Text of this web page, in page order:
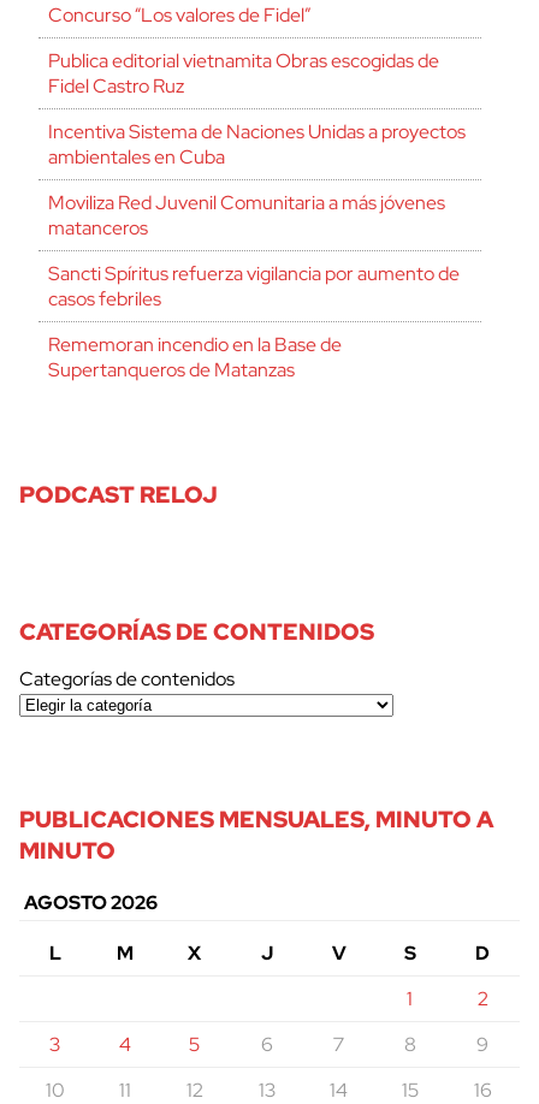
Concurso “Los valores de Fidel”
Publica editorial vietnamita Obras escogidas de
Fidel Castro Ruz
Incentiva Sistema de Naciones Unidas a proyectos
ambientales en Cuba
Moviliza Red Juvenil Comunitaria a más jóvenes
matanceros
Sancti Spíritus refuerza vigilancia por aumento de
casos febriles
Rememoran incendio en la Base de
Supertanqueros de Matanzas
PODCAST RELOJ
CATEGORÍAS DE CONTENIDOS
Categorías de contenidos
PUBLICACIONES MENSUALES, MINUTO A
MINUTO
AGOSTO 2026
L
M X J V S
D
1
2
3
4 5 6 7 8
9
10
11 12 13 14 15
16